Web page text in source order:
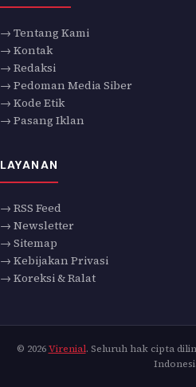
→ Tentang Kami
→ Kontak
→ Redaksi
→ Pedoman Media Siber
→ Kode Etik
→ Pasang Iklan
LAYANAN
→ RSS Feed
→ Newsletter
→ Sitemap
→ Kebijakan Privasi
→ Koreksi & Ralat
© 2026Virenial. Seluruh hak cipta